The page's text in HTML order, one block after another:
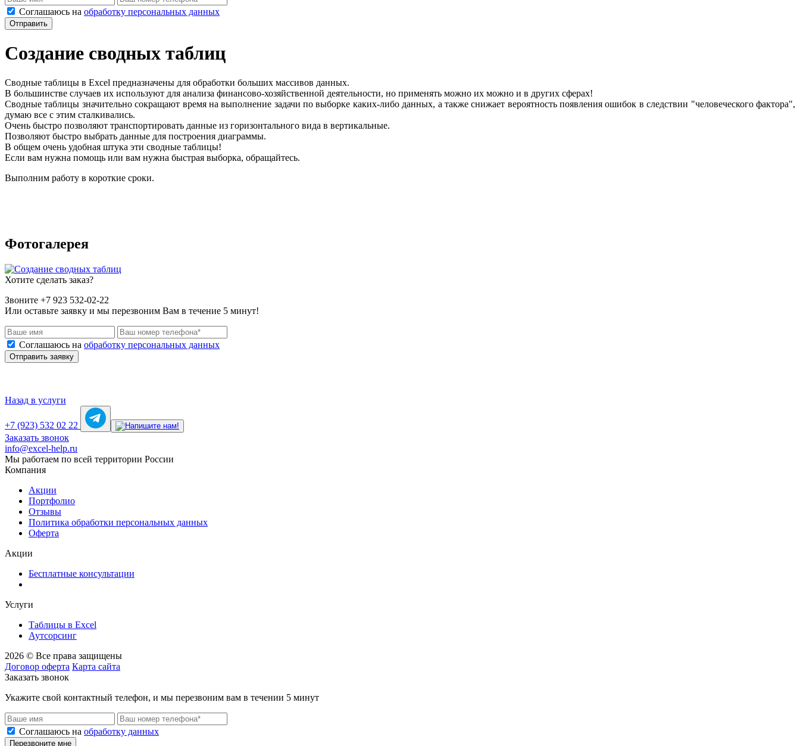
Соглашаюсь на обработку персональных данных
Отправить
Создание сводных таблиц
Сводные таблицы в Excel предназначены для обработки больших массивов данных.
В большинстве случаев их используют для анализа финансово-хозяйственной деятельности, но применять можно их можно и в других сферах!
Сводные таблицы значительно сокращают время на выполнение задачи по выборке каких-либо данных, а также снижает вероятность появления ошибок в следствии "человеческого фактора",
думаю все с этим сталкивались.
Очень быстро позволяют транспортировать данные из горизонтального вида в вертикальные.
Позволяют быстро выбрать данные для построения диаграммы.
В общем очень удобная штука эти сводные таблицы!
Если вам нужна помощь или вам нужна быстрая выборка, обращайтесь.
Выполним работу в короткие сроки.
Фотогалерея
Хотите сделать заказ?
Звоните +7 923 532-02-22
Или оставьте заявку и мы перезвоним Вам в течение 5 минут!
Соглашаюсь на обработку персональных данных
Отправить заявку
Назад в услуги
+7 (923) 532 02 22
Заказать звонок
info@excel-help.ru
Мы работаем по всей территории России
Компания
Акции
Портфолио
Отзывы
Политика обработки персональных данных
Оферта
Акции
Бесплатные консультации
Услуги
Таблицы в Excel
Аутсорсинг
2026 © Все права защищены
Договор оферта Карта сайта
Заказать звонок
Укажите свой контактный телефон, и мы перезвоним вам в течении 5 минут
Соглашаюсь на обработку данных
Перезвоните мне